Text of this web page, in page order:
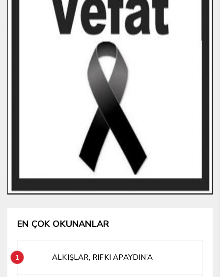
EN ÇOK OKUNANLAR
1 ALKIŞLAR, RIFKI APAYDIN’A